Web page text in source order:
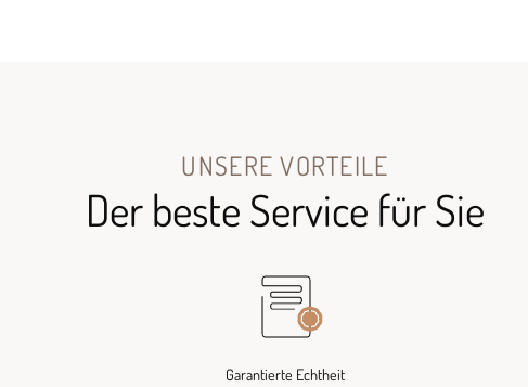
UNSERE VORTEILE
Der beste Service für Sie
Garantierte Echtheit